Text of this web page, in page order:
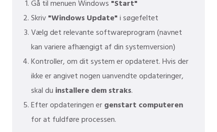
Gå til menuen Windows "Start"
Skriv"Windows Update"i søgefeltet
Vælg det relevante softwareprogram (navnet
kan variere afhængigt af din systemversion)
Kontroller, om dit system er opdateret. Hvis der
ikke er angivet nogen uanvendte opdateringer,
skal du installere dem straks.
Efter opdateringen ergenstart computeren
for at fuldføre processen.